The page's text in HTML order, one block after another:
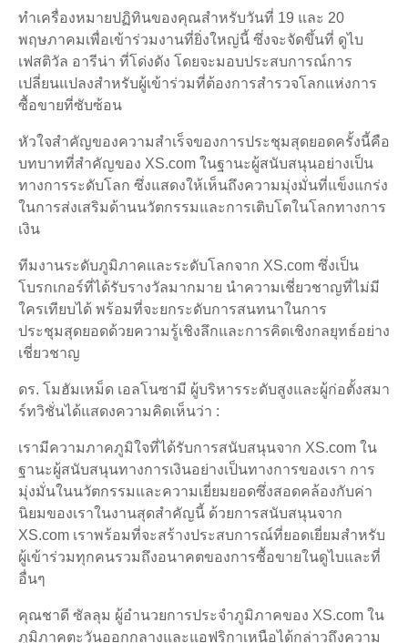
ทำเครื่องหมายปฏิทินของคุณสำหรับวันที่ 19 และ 20
พฤษภาคมเพื่อเข้าร่วมงานที่ยิ่งใหญ่นี้ ซึ่งจะจัดขึ้นที่ ดูไบ
เฟสติวัล อารีน่า ที่โด่งดัง โดยจะมอบประสบการณ์การ
เปลี่ยนแปลงสำหรับผู้เข้าร่วมที่ต้องการสำรวจโลกแห่งการ
ซื้อขายที่ซับซ้อน
หัวใจสำคัญของความสำเร็จของการประชุมสุดยอดครั้งนี้คือ
บทบาทที่สำคัญของ XS.com ในฐานะผู้สนับสนุนอย่างเป็น
ทางการระดับโลก ซึ่งแสดงให้เห็นถึงความมุ่งมั่นที่แข็งแกร่ง
ในการส่งเสริมด้านนวัตกรรมและการเติบโตในโลกทางการ
เงิน
ทีมงานระดับภูมิภาคและระดับโลกจาก XS.com ซึ่งเป็น
โบรกเกอร์ที่ได้รับรางวัลมากมาย นำความเชี่ยวชาญที่ไม่มี
ใครเทียบได้ พร้อมที่จะยกระดับการสนทนาในการ
ประชุมสุดยอดด้วยความรู้เชิงลึกและการคิดเชิงกลยุทธ์อย่าง
เชี่ยวชาญ
ดร. โมฮัมเหม็ด เอลโนซามี ผู้บริหารระดับสูงและผู้ก่อตั้งสมา
ร์ทวิชั่นได้แสดงความคิดเห็นว่า :
เรามีความภาคภูมิใจที่ได้รับการสนับสนุนจาก XS.com ใน
ฐานะผู้สนับสนุนทางการเงินอย่างเป็นทางการของเรา การ
มุ่งมั่นในนวัตกรรมและความเยี่ยมยอดซึ่งสอดคล้องกับค่า
นิยมของเราในงานสุดสำคัญนี้ ด้วยการสนับสนุนจาก
XS.com เราพร้อมที่จะสร้างประสบการณ์ที่ยอดเยี่ยมสำหรับ
ผู้เข้าร่วมทุกคนรวมถึงอนาคตของการซื้อขายในดูไบและที่
อื่นๆ
คุณชาดี ซัลลุม ผู้อำนวยการประจำภูมิภาคของ XS.com ใน
ภูมิภาคตะวันออกกลางและแอฟริกาเหนือได้กล่าวถึงความ